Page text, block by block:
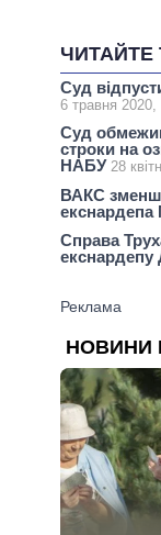
ЧИТАЙТЕ
Суд
6 травня 2020,
Суд
строки на
НАБУ 28
ВАКС
екснардепа
Справа